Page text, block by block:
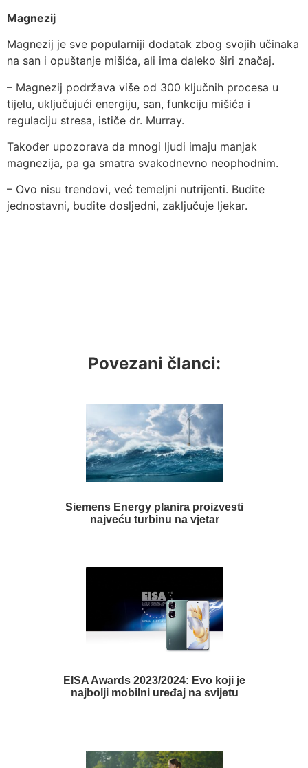
Magnezij
Magnezij je sve popularniji dodatak zbog svojih učinaka
na san i opuštanje mišića, ali ima daleko širi značaj.
– Magnezij podržava više od 300 ključnih procesa u
tijelu, uključujući energiju, san, funkciju mišića i
regulaciju stresa, ističe dr. Murray.
Također upozorava da mnogi ljudi imaju manjak
magnezija, pa ga smatra svakodnevno neophodnim.
– Ovo nisu trendovi, već temeljni nutrijenti. Budite
jednostavni, budite dosljedni, zaključuje ljekar.
Povezani članci:
Siemens Energy planira proizvesti
najveću turbinu na vjetar
EISA Awards 2023/2024: Evo koji je
najbolji mobilni uređaj na svijetu